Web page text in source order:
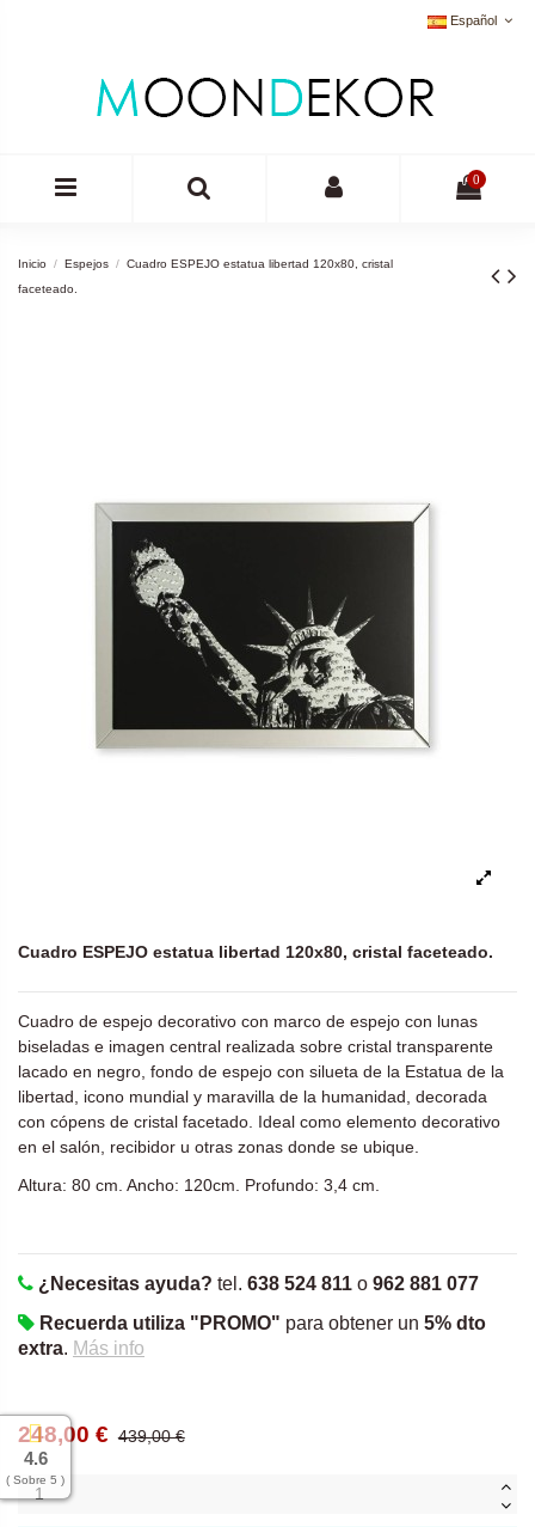
4.6
( Sobre 5 )
Español
0
Inicio Espejos
Cuadro ESPEJO estatua libertad 120x80, cristal
faceteado.
Cuadro ESPEJO estatua libertad 120x80, cristal faceteado.
Cuadro de espejo decorativo con marco de espejo con lunas
biseladas e imagen central realizada sobre cristal transparente
lacado en negro, fondo de espejo con silueta de la Estatua de la
libertad, icono mundial y maravilla de la humanidad, decorada
con cópens de cristal facetado. Ideal como elemento decorativo
en el salón, recibidor u otras zonas donde se ubique.
Altura: 80 cm. Ancho: 120cm. Profundo: 3,4 cm.
¿Necesitas ayuda? tel. 638 524 811 o 962 881 077
Recuerda utiliza "PROMO" para obtener un 5% dto
extra. Más info
248,00 € 439,00 €